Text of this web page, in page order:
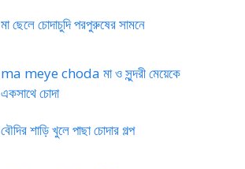
মা ছেলে চোদাচুদি পরপুরুষের সামনে
ma meye choda মা ও সুন্দরী মেয়েকে
একসাথে চোদা
বৌদির শাড়ি খুলে পাছা চোদার গল্প